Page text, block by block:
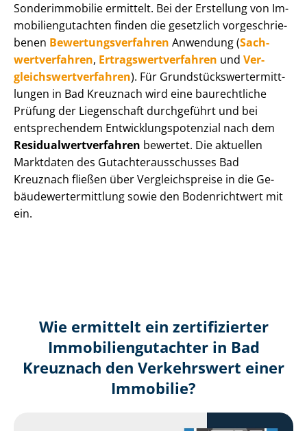
Sonderimmobilie ermittelt. Bei der Erstellung von Im­
mo­bi­li­en­gut­ach­ten finden die gesetzlich vor­ge­schrie­
be­nen Be­wer­tungs­ver­fah­ren Anwendung (Sach­
wert­ver­fah­ren, Er­trags­wert­ver­fah­ren und Ver­
gleichs­wert­ver­fah­ren). Für Grund­stücks­wert­ermitt­
lun­gen in Bad Kreuznach wird eine baurechtliche
Prüfung der Liegenschaft durchgeführt und bei
entsprechendem Ent­wick­lungs­po­ten­zi­al nach dem
Re­si­du­al­wert­ver­fah­ren bewertet. Die aktuellen
Marktdaten des Gut­ach­ter­aus­schus­ses Bad
Kreuznach fließen über Ver­gleichs­prei­se in die Ge­
bäu­de­wert­ermitt­lung sowie den Bodenrichtwert mit
ein.
Wie ermittelt ein zertifizierter
Immobilien­gutachter in Bad
Kreuznach den Verkehrswert einer
Immobilie?